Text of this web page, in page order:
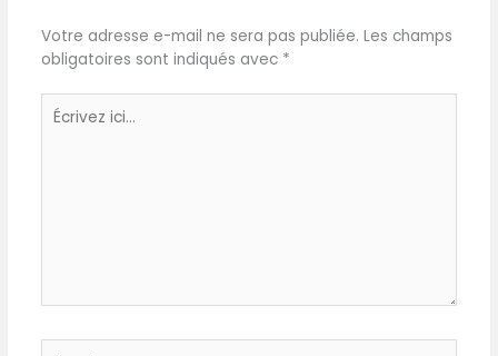
Votre adresse e-mail ne sera pas publiée. Les champs
obligatoires sont indiqués avec *
Écrivez
ici…